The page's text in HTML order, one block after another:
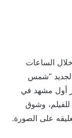
الساعات
“شمس
أول مشهد في
وشوق
على الصورة.